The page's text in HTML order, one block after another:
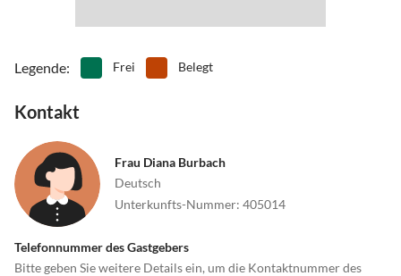
Legende: Frei Belegt
Kontakt
Frau Diana Burbach
Deutsch
Unterkunfts-Nummer: 405014
Telefonnummer des Gastgebers
Bitte geben Sie weitere Details ein, um die Kontaktnummer des